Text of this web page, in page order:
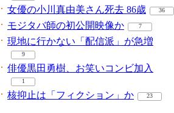
女優の小川真由美さん死去 86歳 36
モジタバ師の初公開映像か 7
現地に行かない「配信派」が急増
9
俳優黒田勇樹、お笑いコンビ加入
1
核抑止は「フィクション」か 23